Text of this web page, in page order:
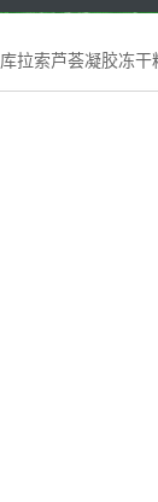
库拉索芦荟凝胶冻干